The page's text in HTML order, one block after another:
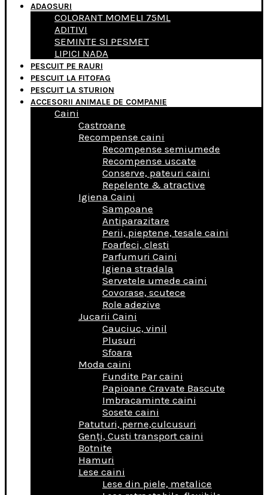
ADAOSURI
COLORANT MOMELI 75ML
ADITIVI
SEMINTE SI PESMET
LIPICI NADA
PESCUIT PE RAURI
PESCUIT LA FITOFAG
PESCUIT LA STURION
ACCESORII ANIMALE DE COMPANIE
Caini
Castroane
Recompense caini
Recompense semiumede
Recompense uscate
Conserve, pateuri caini
Repelente & atractive
Igiena Caini
Sampoane
Antiparazitare
Perii, pieptene, tesale caini
Foarfeci, clesti
Parfumuri Caini
Igiena stradala
Servetele umede caini
Covorase, scutece
Role adezive
Jucarii Caini
Cauciuc, vinil
Plusuri
Sfoara
Moda caini
Fundite Par caini
Papioane Cravate Bascute
Imbracaminte caini
Sosete caini
Patuturi, perne,culcusuri
Genţi, Custi transport caini
Botnite
Hamuri
Lese caini
Lese din piele, metalice